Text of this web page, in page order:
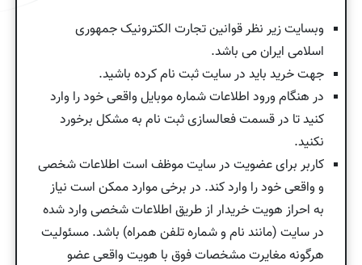
وبسایت زیر نظر قوانین تجارت الکترونیک جمهوری
اسلامی ایران می باشد.
جهت خرید باید در سایت ثبت نام کرده باشید.
در هنگام ورود اطلاعات شماره موبایل واقعی خود را وارد
کنید تا در قسمت فعالسازی ثبت نام به مشکل برخورد
نکنید.
کاربر برای عضویت در سایت موظف است اطلاعات شخصی
و واقعی خود را وارد کند. در برخی موارد ممکن است نیاز
به احراز هویت خریدار از طریق اطلاعات شخصی وارد شده
در سایت (مانند نام و شماره تلفن همراه) باشد. مسئولیت
هرگونه مغایرت مشخصات فوق با هویت واقعی عضو